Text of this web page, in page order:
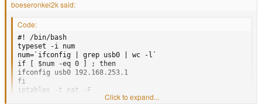
boeseronkel2k said:
Code:
#! /bin/bash
typeset -i num
num=`ifconfig | grep usb0 | wc -l`
if [ $num -eq 0 ] ; then
ifconfig usb0 192.168.253.1
fi
iptables -t nat -F
iptables -t nat -A POSTROUTING -j SNAT -o ath0 --to MY_IP
Click to expand...